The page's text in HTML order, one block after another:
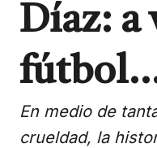
Díaz: a
En medio de
crueldad, la